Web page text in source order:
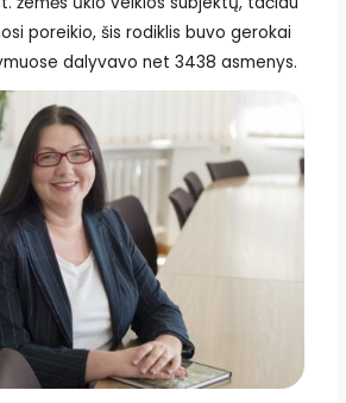
poreikio, šis rodiklis buvo gerokai
dalyvavo net 3438 asmenys.